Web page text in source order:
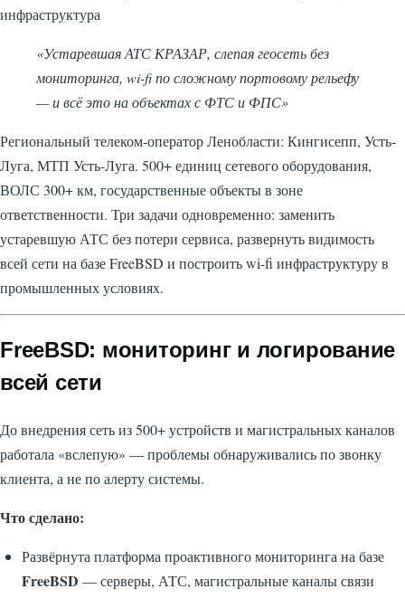
инфраструктура
«Устаревшая АТС КРАЗАР, слепая геосеть без
мониторинга, wi-fi по сложному портовому рельефу
— и всё это на объектах с ФТС и ФПС»
Региональный телеком-оператор Ленобласти: Кингисепп, Усть-
Луга, МТП Усть-Луга. 500+ единиц сетевого оборудования,
ВОЛС 300+ км, государственные объекты в зоне
ответственности. Три задачи одновременно: заменить
устаревшую АТС без потери сервиса, развернуть видимость
всей сети на базе FreeBSD и построить wi-fi инфраструктуру в
промышленных условиях.
FreeBSD: мониторинг и логирование
всей сети
До внедрения сеть из 500+ устройств и магистральных каналов
работала «вслепую» — проблемы обнаруживались по звонку
клиента, а не по алерту системы.
Что сделано:
Развёрнута платформа проактивного мониторинга на базе
FreeBSD — серверы, АТС, магистральные каналы связи